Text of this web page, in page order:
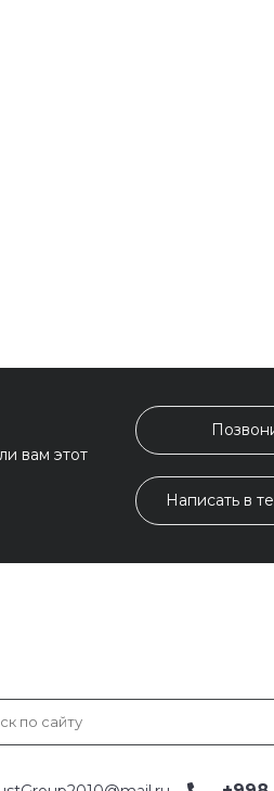
вам этот
Написать в